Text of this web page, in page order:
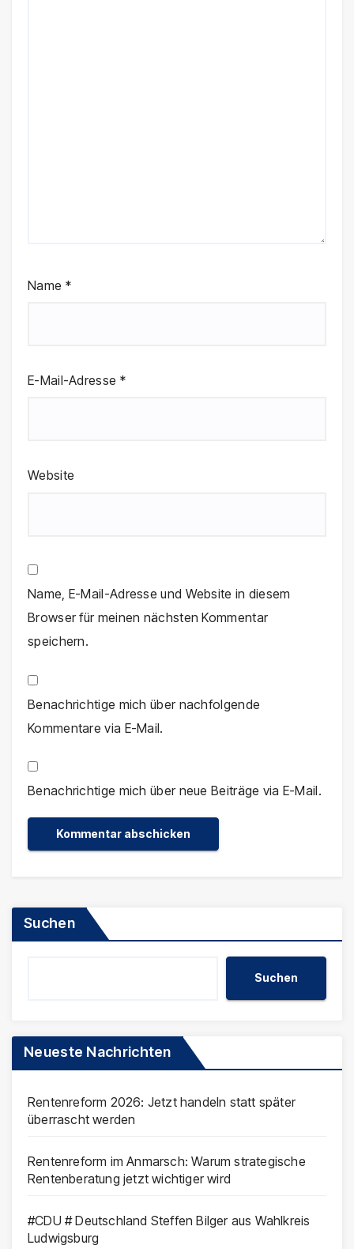
Name *
E-Mail-Adresse *
Website
Name, E-Mail-Adresse und Website in diesem
Browser für meinen nächsten Kommentar
speichern.
Benachrichtige mich über nachfolgende
Kommentare via E-Mail.
Benachrichtige mich über neue Beiträge via E-Mail.
Suchen
Suchen
Neueste Nachrichten
Rentenreform 2026: Jetzt handeln statt später
überrascht werden
Rentenreform im Anmarsch: Warum strategische
Rentenberatung jetzt wichtiger wird
#CDU # Deutschland Steffen Bilger aus Wahlkreis
Ludwigsburg